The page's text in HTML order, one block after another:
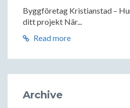
Byggföretag Kristianstad –
ditt projekt När...
Read more
Archive